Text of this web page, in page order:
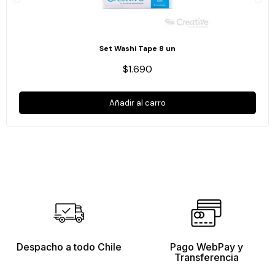
Set Washi Tape 8 un
$1.690
Añadir al carro
Despacho a todo Chile
Pago WebPay y
Transferencia